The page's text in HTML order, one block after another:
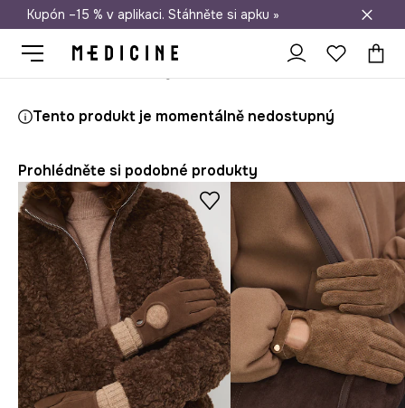
Doprava zdarma při nákupu nad 1 200 Kč
Kupón –15 % v aplikaci. Stáhněte si apku »
Tento produkt je momentálně nedostupný
Prohlédněte si podobné produkty